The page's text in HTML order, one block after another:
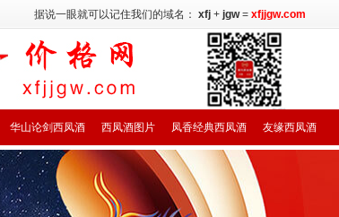
据说一眼就可以记住我们的域名： xfj + jgw= xfjjgw.com
华山论剑西凤酒 西凤酒图片 凤香经典西凤酒 友缘西凤酒